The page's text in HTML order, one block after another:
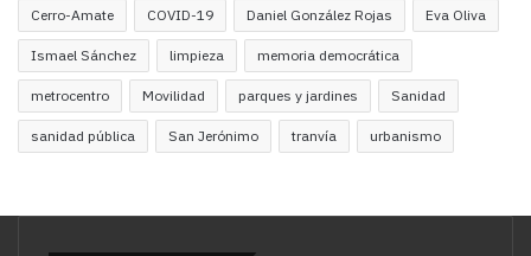
Cerro-Amate COVID-19 Daniel González Rojas Eva Oliva
Ismael Sánchez limpieza memoria democrática
metrocentro Movilidad parques y jardines Sanidad
sanidad pública San Jerónimo tranvía urbanismo